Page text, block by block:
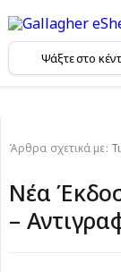
Άρθρα σχετικά με:
Νέα
–